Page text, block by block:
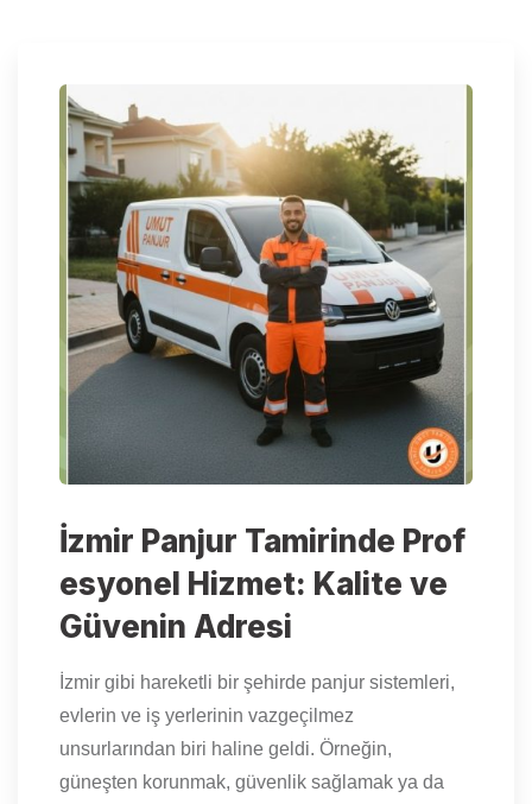
İzmir Panjur Tamirinde Prof
esyonel Hizmet: Kalite ve
Güvenin Adresi
İzmir gibi hareketli bir şehirde panjur sistemleri,
evlerin ve iş yerlerinin vazgeçilmez
unsurlarından biri haline geldi. Örneğin,
güneşten korunmak, güvenlik sağlamak ya da